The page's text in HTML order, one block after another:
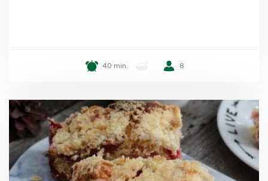
40 min. 8